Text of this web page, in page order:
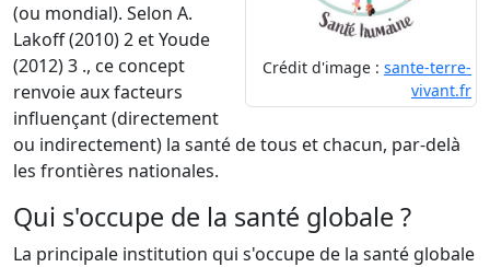
Crédit d'image : sante-terre-
vivant.fr
(ou mondial). Selon A.
Lakoff (2010) 2 et Youde
(2012) 3 ., ce concept
renvoie aux facteurs
influençant (directement
ou indirectement) la santé de tous et chacun, par-delà
les frontières nationales.
Qui s'occupe de la santé globale ?
La principale institution qui s'occupe de la santé globale